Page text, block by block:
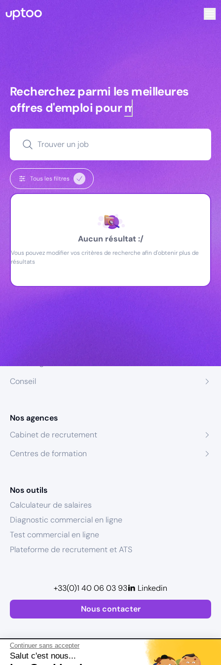
Continuer sans accepter
Salut c'est nous...
Recherchez parmi les meilleures
Recherchez parmi les meilleures
offres d'emploi pourmanagers
Trouver un job
Tous les filtres
Aucun résultat :/
Vous pouvez modifier vos critères de recherche afin d'obtenir plus de
résultats
Conseil
Nos agences
Cabinet de recrutement
Centres de formation
Nos outils
Calculateur de salaires
Diagnostic commercial en ligne
Test commercial en ligne
Plateforme de recrutement et ATS
Nous contacter
+33(0)1 40 06 03 93 Linkedin